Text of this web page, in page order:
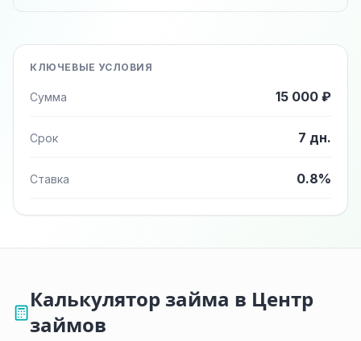
КЛЮЧЕВЫЕ УСЛОВИЯ
Сумма 15 000 ₽
Срок 7 дн.
Ставка 0.8%
Калькулятор займа в Центр
займов